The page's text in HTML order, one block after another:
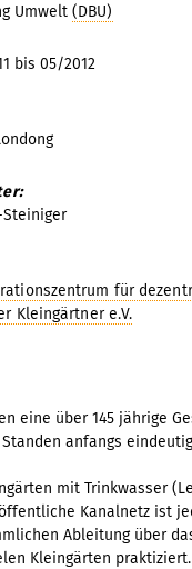
Umwelt (DBU)
bis 05/2012
Steiniger
für
Kleingärtner e.V.
eine über 145 jährige
anfangs
mit Trinkwasser
Kanalnetz ist
Ableitung über
Kleingärten